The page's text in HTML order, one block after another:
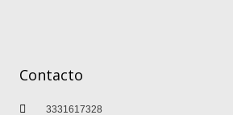
Contacto
3331617328